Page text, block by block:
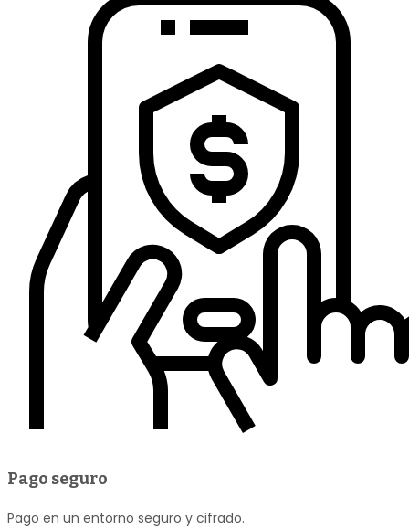
Pago seguro
Pago en un entorno seguro y cifrado.